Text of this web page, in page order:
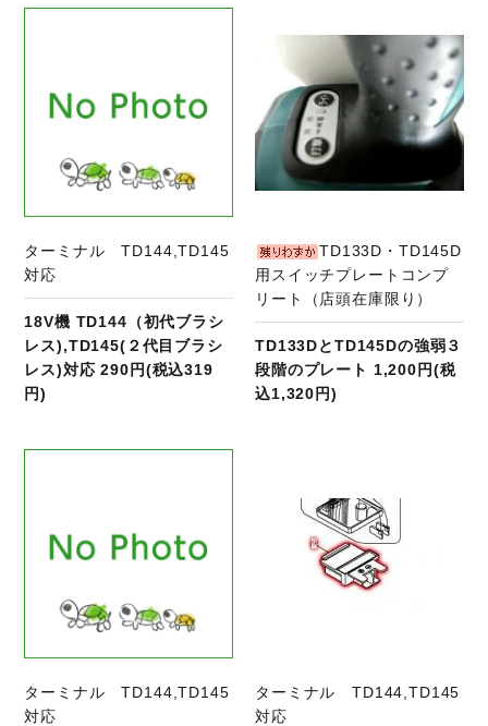
ターミナル TD144,TD145
対応
18V機 TD144（初代ブラシ
レス),TD145(２代目ブラシ
レス)対応 290円(税込319
円)
TD133D・TD145D
用スイッチプレートコンプ
リート（店頭在庫限り）
TD133DとTD145Dの強弱３
段階のプレート 1,200円(税
込1,320円)
ターミナル TD144,TD145
対応
ターミナル TD144,TD145
対応